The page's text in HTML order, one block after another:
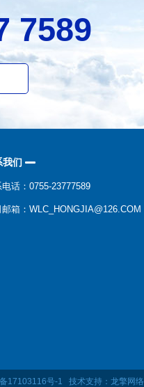
7589
我们
话：0755-23777589
箱：WLC_HONGJIA@126.COM
17103116号-1 技术支持： 龙擎网络